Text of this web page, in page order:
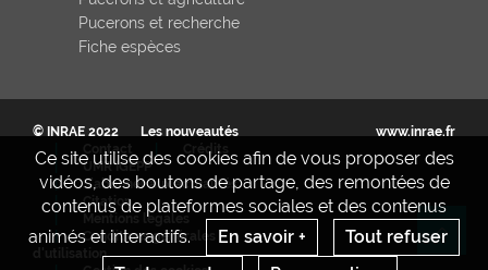
Ce site utilise des cookies afin de vous proposer des
vidéos, des boutons de partage, des remontées de
contenus de plateformes sociales et des contenus
animés et interactifs.
En savoir +
Tout refuser
Pucerons et recherche
Fiche espèces
© INRAE 2022
Les nouveautés
Contact
Crédits
UMR IGEPP
S'abonner aux actualités
Citation
Mentions legales
Conditions générales
d'utilisation
www.inrae.fr